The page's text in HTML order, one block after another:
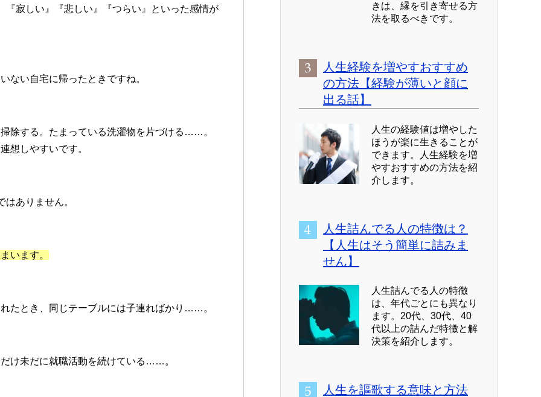
寂しい』『悲しい』『つらい』といった感情が
ない自宅に帰ったときですね。
除する。たまっている洗濯物を片づける……。
想しやすいです。
ありません。
います。
たとき、同じテーブルには子連ればかり……。
け未だに就職活動を続けている……。
きは、縁を引き寄せる方
法を取るべきです。
人生経験を増やすおすすめ
の方法【経験が薄いと顔に
出る話】
人生の経験値は増やした
ほうが楽に生きることが
できます。人生経験を増
やすおすすめの方法を紹
介します。
人生詰んでる人の特徴は？
【人生はそう簡単に詰みま
せん】
人生詰んでる人の特徴
は、年代ごとにも異なり
ます。20代、30代、40
代以上の詰んだ特徴と解
決策を紹介します。
人生を謳歌する意味と方法